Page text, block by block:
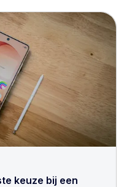
keuze bij een